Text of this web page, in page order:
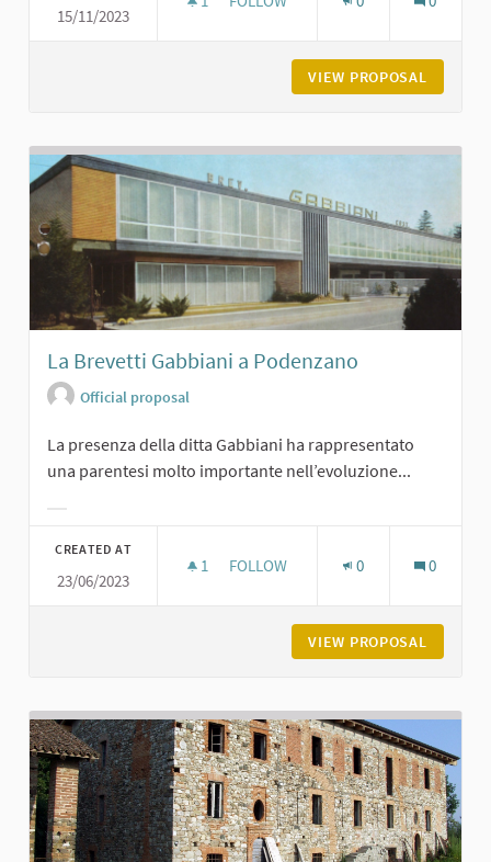
15/11/2023
VIEW PROPOSAL
La Brevetti Gabbiani a Podenzano
Official proposal
La presenza della ditta Gabbiani ha rappresentato
una parentesi molto importante nell’evoluzione...
CREATED AT
23/06/2023
1 1 FOLLOWER
FOLLOW 0 0
VIEW PROPOSAL